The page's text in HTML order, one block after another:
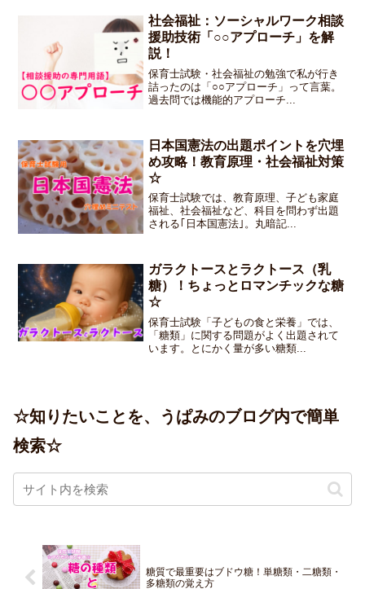
社会福祉：ソーシャルワーク相談
援助技術「○○アプローチ」を解
説！
保育士試験・社会福祉の勉強で私が行き
詰ったのは「○○アプローチ」って言葉。
過去問では機能的アプローチ...
日本国憲法の出題ポイントを穴埋
め攻略！教育原理・社会福祉対策
☆
保育士試験では、教育原理、子ども家庭
福祉、社会福祉など、科目を問わず出題
される｢日本国憲法｣。丸暗記...
ガラクトースとラクトース（乳
糖）！ちょっとロマンチックな糖
☆
保育士試験「子どもの食と栄養」では、
「糖類」に関する問題がよく出題されて
います。とにかく量が多い糖類...
☆知りたいことを、うぱみのブログ内で簡単
検索☆
糖質で最重要はブドウ糖！単糖類・二糖類・
多糖類の覚え方